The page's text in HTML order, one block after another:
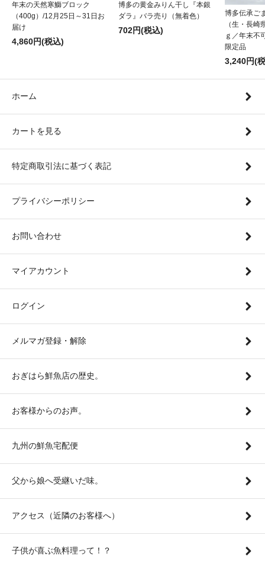
年末の天然寒鰤ブロック
（400g）/12月25日～31日お
届け
4,860円(税込)
博多の黄金みりん干し『本銀
ダラ』バラ売り（無着色）
702円(税込)
博多伝承ご
（生・長
ｇ／年末不
限定品
3,240円(
ホーム
カートを見る
特定商取引法に基づく表記
プライバシーポリシー
お問い合わせ
マイアカウント
ログイン
メルマガ登録・解除
おぎはら鮮魚店の歴史。
お客様からのお声。
九州の鮮魚宅配便
父から娘へ受継いだ味。
アクセス（近隣のお客様へ）
子供が喜ぶ魚料理って！？